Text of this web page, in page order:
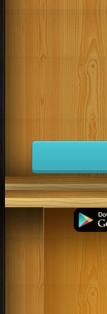
كتب 1991
كتب 1987
كتب 1983
كتب 1979
كتب 1975
كتب 1971
كتب 1967
كتب 1963
كتب 1959
كتب 1951